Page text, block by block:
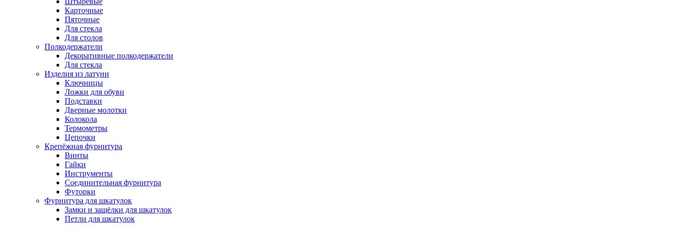
Карточные
Пяточные
Для стекла
Для столов
Полкодержатели
Декоративные полкодержатели
Для стекла
Изделия из латуни
Ключницы
Ложки для обуви
Подставки
Дверные молотки
Колокола
Термометры
Цепочки
Крепёжная фурнитура
Винты
Гайки
Инструменты
Соединительная фурнитура
Футорки
Фурнитура для шкатулок
Замки и защёлки для шкатулок
Петли для шкатулок